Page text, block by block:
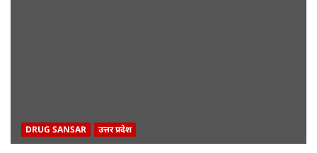
DRUG SANSAR उत्तर प्रदेश